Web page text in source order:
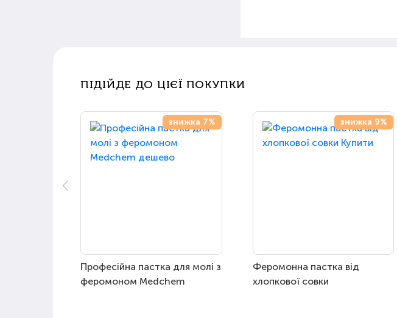
ПІДІЙДЕ ДО ЦІЄЇ ПОКУПКИ
знижка 7%
Професійна пастка для молі з
феромоном Medchem
знижка 9%
Феромонна пастка від
хлопкової совки